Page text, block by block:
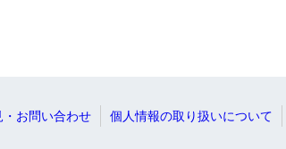
・お問い合わせ 個人情報の取り扱いについて